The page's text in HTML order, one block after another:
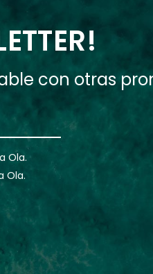
con otras
Ola.
Ola.